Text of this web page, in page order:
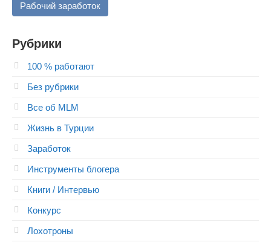
Рабочий заработок
Рубрики
100 % работают
Без рубрики
Все об MLM
Жизнь в Турции
Заработок
Инструменты блогера
Книги / Интервью
Конкурс
Лохотроны